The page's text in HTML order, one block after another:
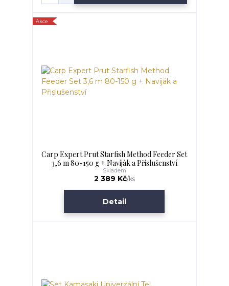
Akce
Carp Expert Prut Starfish Method Feeder Set
3,6 m 80-150 g + Naviják a Přislušenství
2 389 Kč/ks
Skladem
Detail